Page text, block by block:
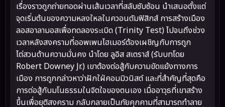
เรื่องราวถูกถ่ายทอดผ่านเส้นเวลาที่สลับซับซ้อน นำเสนอตั้งแต่
จุดเริ่มต้นของความหลงใหลในควอนตัมฟิสิกส์ การสร้างเมือง
ลอสอาลามอสเพื่อทดลองระเบิด (Trinity Test) ไปจนถึงช่วง
เวลาหลังสงครามที่ออพเพนไฮเมอร์ต้องเผชิญกับการถูก
ไต่สวนด้านความมั่นคง นำโดย ลูอิส สเตราส์ (รับบทโดย
Robert Downey Jr.) เขาต้องต่อสู้กับความขัดแย้งทางการ
เมือง การถูกกล่าวหาว่าฝักใฝ่คอมมิวนิสต์ และที่สำคัญที่สุดคือ
การต่อสู้กับมโนธรรมในจิตใจของตนเอง เมื่ออาวุธที่เขาสร้าง
ขึ้นเพื่อยุติสงคราม กลับกลายเป็นภัยคุกคามที่สามารถทำลาย